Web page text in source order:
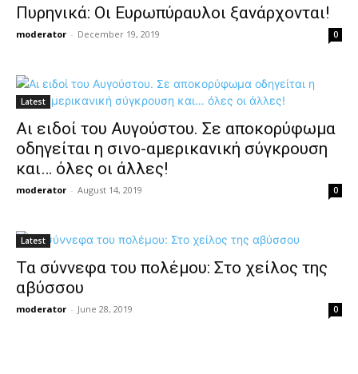
Πυρηνικά: Οι Ευρωπύραυλοι ξανάρχονται!
moderator - December 19, 2019 0
Latest
Aι ειδοί του Αυγούστου. Σε αποκορύφωμα
οδηγείται η σινο-αμερικανική σύγκρουση
και… όλες οι άλλες!
moderator - August 14, 2019 0
Latest
Τα σύννεφα του πολέμου: Στο χείλος της
αβύσσου
moderator - June 28, 2019 0